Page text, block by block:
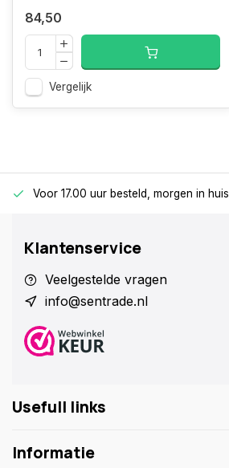
84,50
Vergelijk
Voor 17.00 uur besteld, morgen in huis
Klantenservice
Veelgestelde vragen
info@sentrade.nl
Usefull links
Informatie